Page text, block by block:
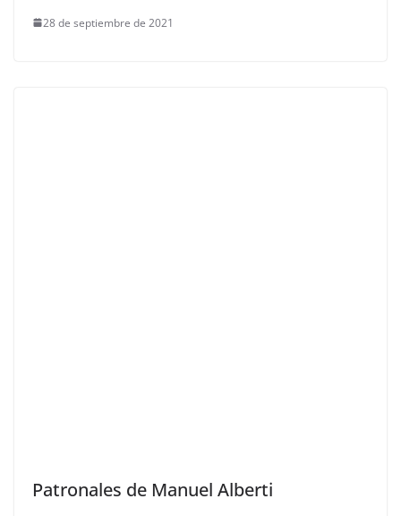
28 de septiembre de 2021
Patronales de Manuel Alberti